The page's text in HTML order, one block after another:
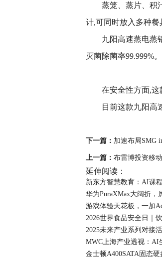
蒸笼、蒸片、积
计,可同时放入多种餐
九阳高速蒸电蒸
灭菌除菌率99.999%。
在安全性方面,这
目前这款九阳高
下一篇： 加速布局SMG
上一篇： 布雷博投资移
延伸阅读：
新东方智慧教育：AI课
华为PuraXMax大阔折，
游戏体验天花板，一加
2026世界食品安全日｜
2025未来产业系列对接
MWC上海产业透视：AI
金士顿A400SATA固态